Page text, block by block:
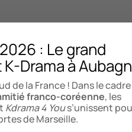
: Le grand
Drama à
de la France ! Dans le
franco-coréenne, les
Kdrama 4 Yous’unissent
de Marseille.